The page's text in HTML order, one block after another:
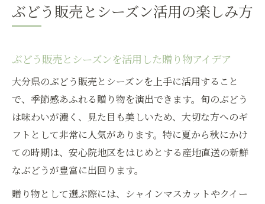
ぶどう販売とシーズン活用の楽しみ方
ぶどう販売とシーズンを活用した贈り物アイデア
大分県のぶどう販売とシーズンを上手に活用すること
で、季節感あふれる贈り物を演出できます。旬のぶどう
は味わいが濃く、見た目も美しいため、大切な方へのギ
フトとして非常に人気があります。特に夏から秋にかけ
ての時期は、安心院地区をはじめとする産地直送の新鮮
なぶどうが豊富に出回ります。
贈り物として選ぶ際には、シャインマスカットやクイー